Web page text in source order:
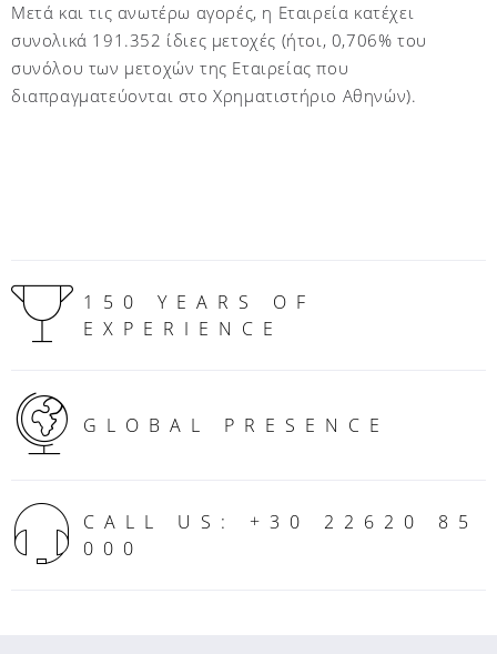
Μετά και τις ανωτέρω αγορές, η Εταιρεία κατέχει
συνολικά 191.352 ίδιες μετοχές (ήτοι, 0,706% του
συνόλου των μετοχών της Εταιρείας που
διαπραγματεύονται στο Χρηματιστήριο Αθηνών).
150 YEARS OF
EXPERIENCE
GLOBAL PRESENCE
CALL US: +30 22620 85
000